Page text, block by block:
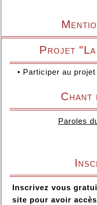
Projet "La
• Participer au
Chant
Paroles
Inscrivez vous
site pour avoir